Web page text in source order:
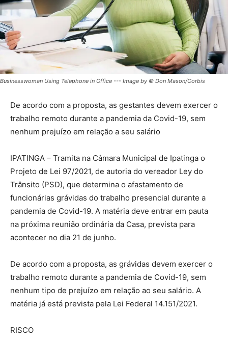
Businesswoman Using Telephone in Office --- Image by © Don Mason/Corbis
De acordo com a proposta, as gestantes devem exercer o
trabalho remoto durante a pandemia da Covid-19, sem
nenhum prejuízo em relação a seu salário
IPATINGA – Tramita na Câmara Municipal de Ipatinga o
Projeto de Lei 97/2021, de autoria do vereador Ley do
Trânsito (PSD), que determina o afastamento de
funcionárias grávidas do trabalho presencial durante a
pandemia de Covid-19. A matéria deve entrar em pauta
na próxima reunião ordinária da Casa, prevista para
acontecer no dia 21 de junho.
De acordo com a proposta, as grávidas devem exercer o
trabalho remoto durante a pandemia de Covid-19, sem
nenhum tipo de prejuízo em relação ao seu salário. A
matéria já está prevista pela Lei Federal 14.151/2021.
RISCO